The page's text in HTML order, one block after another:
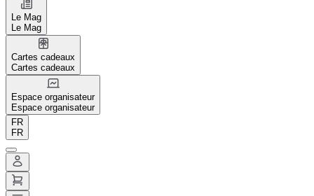
Le Mag
Le Mag
Cartes cadeaux
Cartes cadeaux
Espace organisateur
Espace organisateur
FR
FR